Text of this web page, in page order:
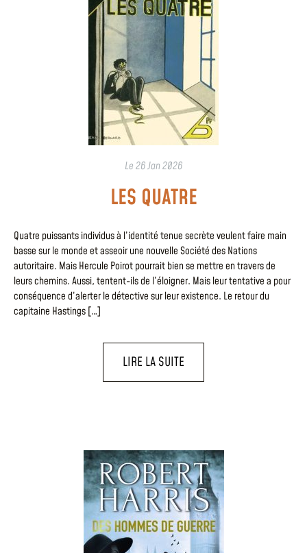
Le26 Jan 2026
LES QUATRE
Quatre puissants individus à l’identité tenue secrète veulent faire main
basse sur le monde et asseoir une nouvelle Société des Nations
autoritaire. Mais Hercule Poirot pourrait bien se mettre en travers de
leurs chemins. Aussi, tentent-ils de l’éloigner. Mais leur tentative a pour
conséquence d’alerter le détective sur leur existence. Le retour du
capitaine Hastings […]
LIRE LA SUITE